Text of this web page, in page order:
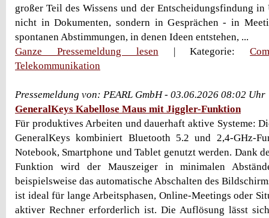
großer Teil des Wissens und der Entscheidungsfindung in
nicht in Dokumenten, sondern in Gesprächen - in
spontanen Abstimmungen, in denen Ideen entstehen, ...
Ganze Pressemeldung lesen| Kategorie:
Telekommunikation
Pressemeldung von: PEARL GmbH - 03.06.2026 08:02 Uhr
GeneralKeys Kabellose Maus mit Jiggler-Funktion
Für produktives Arbeiten und dauerhaft aktive Systeme:
GeneralKeys kombiniert Bluetooth 5.2 und 2,4-GHz-
Notebook, Smartphone und Tablet genutzt werden. Dank
Funktion wird der Mauszeiger in minimalen
beispielsweise das automatische Abschalten des
ist ideal für lange Arbeitsphasen, Online-Meetings oder
aktiver Rechner erforderlich ist. Die Auflösung lässt